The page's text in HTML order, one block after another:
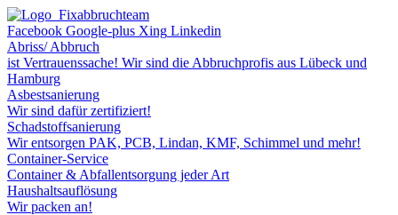
Facebook Google-plus Xing Linkedin
Abriss/ Abbruch
ist Vertrauenssache! Wir sind die Abbruchprofis aus Lübeck und
Hamburg
Asbestsanierung
Wir sind dafür zertifiziert!
Schadstoffsanierung
Wir entsorgen PAK, PCB, Lindan, KMF, Schimmel und mehr!
Container-Service
Container & Abfallentsorgung jeder Art
Haushaltsauflösung
Wir packen an!